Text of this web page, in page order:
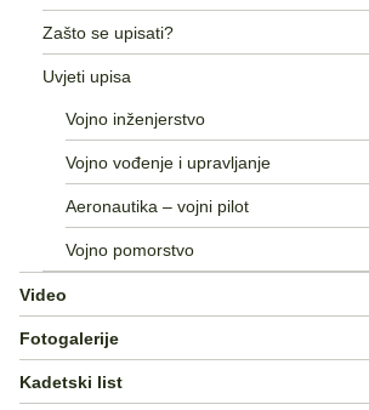
Zašto se upisati?
Uvjeti upisa
Vojno inženjerstvo
Vojno vođenje i upravljanje
Aeronautika – vojni pilot
Vojno pomorstvo
Video
Fotogalerije
Kadetski list